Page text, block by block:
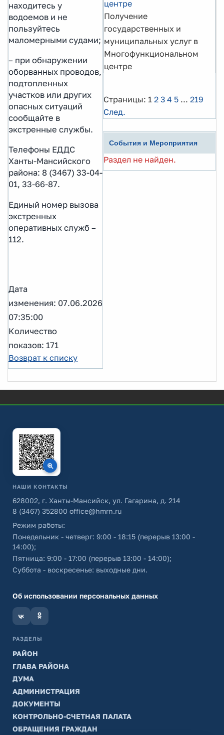
находитесь у
водоемов и не
пользуйтесь
маломерными судами;
– при обнаружении
оборванных проводов,
подтопленных
участков или других
опасных ситуаций
сообщайте в
экстренные службы.
Телефоны ЕДДС
Ханты-Мансийского
района: 8 (3467) 33-04-
01, 33-66-87.
Единый номер вызова
экстренных
оперативных служб –
112.
Дата
изменения: 07.06.2026
07:35:00
Количество
показов: 171
Возврат к списку
центре
Получение
государственных и
муниципальных услуг в
Многофункциональном
центре
Страницы: 1 2 3 4 5 ... 219
След.
События и Мероприятия
Раздел не найден.
НАШИ КОНТАКТЫ
628002, г. Ханты-Мансийск, ул. Гагарина, д. 214
8 (3467) 352800 office@hmrn.ru
Режим работы:
Понедельник - четверг: 9:00 - 18:15 (перерыв 13:00 -
14:00);
Пятница: 9:00 - 17:00 (перерыв 13:00 - 14:00);
Суббота - воскресенье: выходные дни.
Об использовании персональных данных
РАЗДЕЛЫ
РАЙОН
ГЛАВА РАЙОНА
ДУМА
АДМИНИСТРАЦИЯ
ДОКУМЕНТЫ
КОНТРОЛЬНО-СЧЕТНАЯ ПАЛАТА
ОБРАЩЕНИЯ ГРАЖДАН